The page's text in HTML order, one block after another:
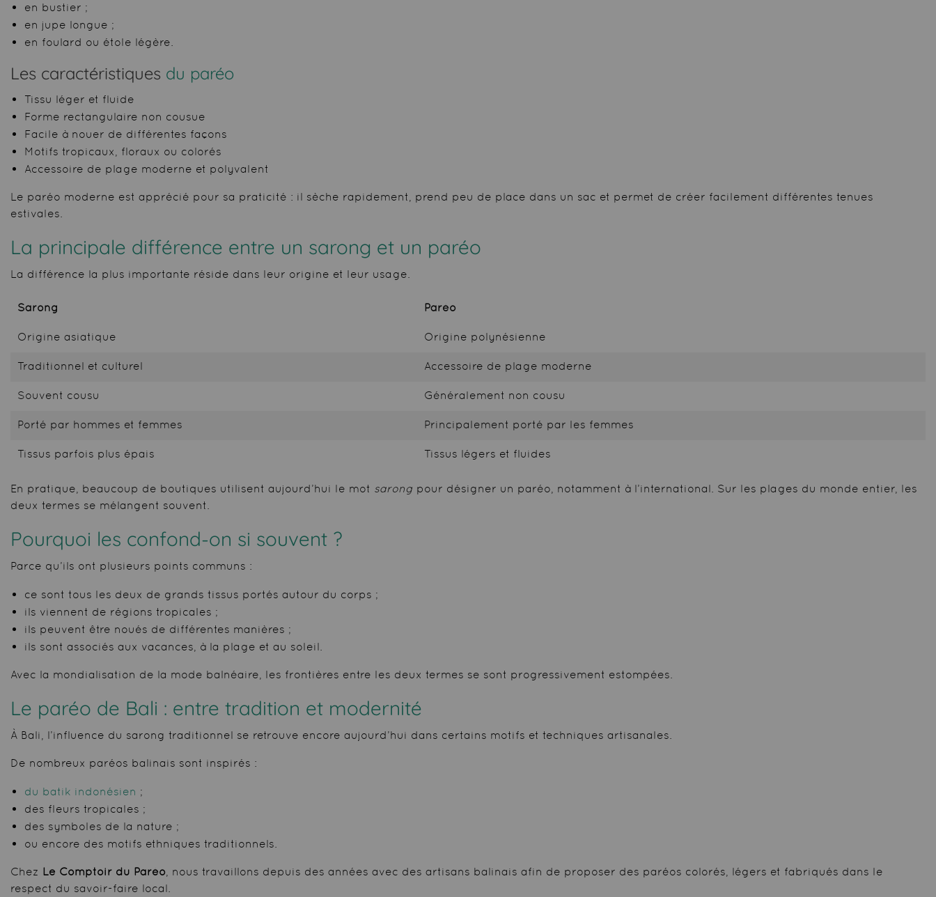
en bustier ;
en jupe longue ;
en foulard ou étole légère.
Les caractéristiques du paréo
Tissu léger et fluide
Forme rectangulaire non cousue
Facile à nouer de différentes façons
Motifs tropicaux, floraux ou colorés
Accessoire de plage moderne et polyvalent
Le paréo moderne est apprécié pour sa praticité : il sèche rapidement, prend peu de place dans un sac et permet de créer facilement différentes tenues
estivales.
La principale différence entre un sarong et un paréo
La différence la plus importante réside dans leur origine et leur usage.
Sarong Paréo
Origine asiatique Origine polynésienne
Traditionnel et culturel Accessoire de plage moderne
Souvent cousu Généralement non cousu
Porté par hommes et femmes Principalement porté par les femmes
Tissus parfois plus épais Tissus légers et fluides
En pratique, beaucoup de boutiques utilisent aujourd’hui le mot sarong pour désigner un paréo, notamment à l’international. Sur les plages du monde entier, les
deux termes se mélangent souvent.
Pourquoi les confond-on si souvent ?
Parce qu’ils ont plusieurs points communs :
ce sont tous les deux de grands tissus portés autour du corps ;
ils viennent de régions tropicales ;
ils peuvent être noués de différentes manières ;
ils sont associés aux vacances, à la plage et au soleil.
Avec la mondialisation de la mode balnéaire, les frontières entre les deux termes se sont progressivement estompées.
Le paréo de Bali : entre tradition et modernité
À Bali, l’influence du sarong traditionnel se retrouve encore aujourd’hui dans certains motifs et techniques artisanales.
De nombreux paréos balinais sont inspirés :
du batik indonésien ;
des fleurs tropicales ;
des symboles de la nature ;
ou encore des motifs ethniques traditionnels.
Chez Le Comptoir du Paréo, nous travaillons depuis des années avec des artisans balinais afin de proposer des paréos colorés, légers et fabriqués dans le
respect du savoir-faire local.